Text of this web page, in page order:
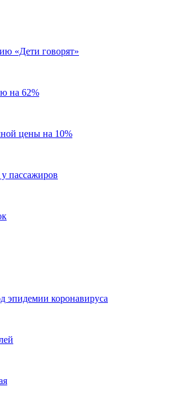
«Дети говорят»
на 62%
цены на 10%
пассажиров
эпидемии коронавируса